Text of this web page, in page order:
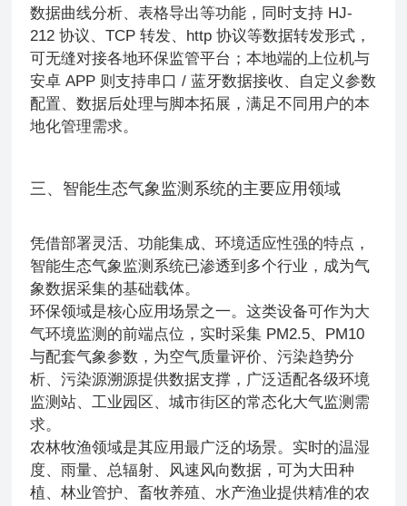
数据曲线分析、表格导出等功能，同时支持 HJ-
212 协议、TCP 转发、http 协议等数据转发形式，
可无缝对接各地环保监管平台；本地端的上位机与
安卓 APP 则支持串口 / 蓝牙数据接收、自定义参数
配置、数据后处理与脚本拓展，满足不同用户的本
地化管理需求。
三、智能生态气象监测系统的主要应用领域
凭借部署灵活、功能集成、环境适应性强的特点，
智能生态气象监测系统已渗透到多个行业，成为气
象数据采集的基础载体。
环保领域是核心应用场景之一。这类设备可作为大
气环境监测的前端点位，实时采集 PM2.5、PM10
与配套气象参数，为空气质量评价、污染趋势分
析、污染源溯源提供数据支撑，广泛适配各级环境
监测站、工业园区、城市街区的常态化大气监测需
求。
农林牧渔领域是其应用最广泛的场景。实时的温湿
度、雨量、总辐射、风速风向数据，可为大田种
植、林业管护、畜牧养殖、水产渔业提供精准的农